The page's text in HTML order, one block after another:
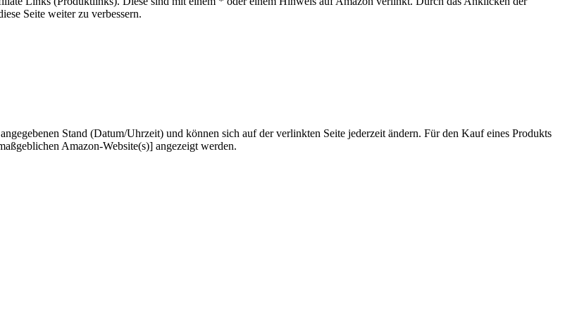
Seite weiter zu verbessern.
Stand (Datum/Uhrzeit) und können sich auf der verlinkten Seite jederzeit ändern. Für den Kauf eines Produkts
Amazon-Website(s)] angezeigt werden.